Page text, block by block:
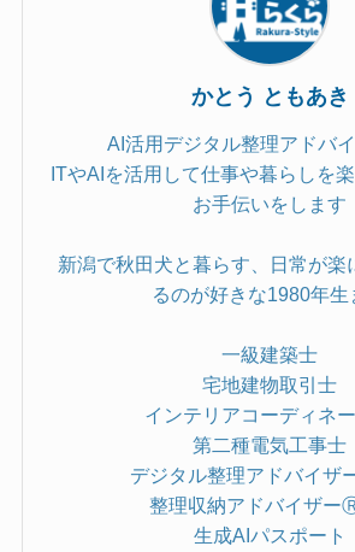
かとう ともあき
AI活用デジタル整理アドバ
ITやAIを活用して仕事や暮らしを
お手伝いをします
新潟で秋田犬と暮らす、日常が楽
るのが好きな1980年生
一級建築士
宅地建物取引士
インテリアコーディネ
第二種電気工事士
デジタル整理アドバイザ
整理収納アドバイザー
生成AIパスポート